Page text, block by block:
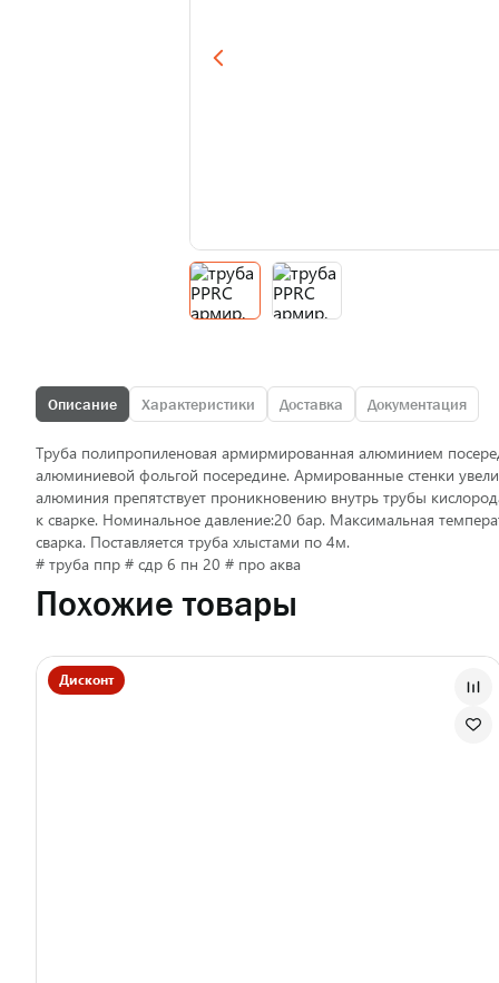
Описание Характеристики Доставка Документация
Труба полипропиленовая армирмированная алюминием
алюминиевой фольгой посередине. Армированные стенки
алюминия препятствует проникновению внутрь трубы
к сварке. Номинальное давление:20 бар. Максимальная
сварка. Поставляется труба хлыстами по 4м.
# труба ппр # сдр 6 пн 20 # про аква
Похожие товары
Дисконт